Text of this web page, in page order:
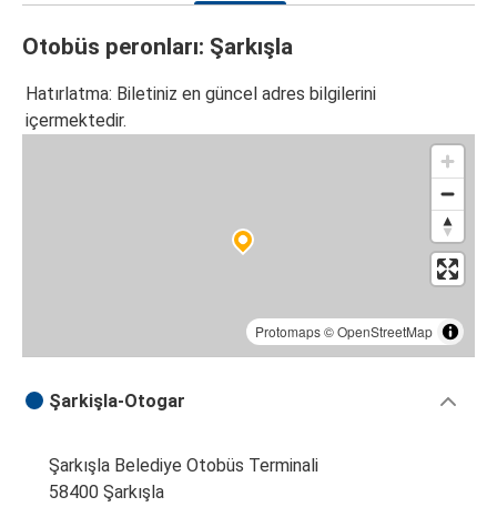
Otobüs peronları: Şarkışla
Hatırlatma: Biletiniz en güncel adres bilgilerini
içermektedir.
Protomaps©OpenStreetMap
Şarkişla-Otogar
Şarkışla Belediye Otobüs Terminali
58400 Şarkışla